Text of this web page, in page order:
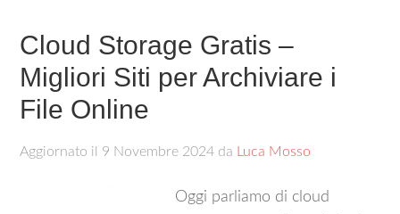
Cloud Storage Gratis –
Migliori Siti per Archiviare i
File Online
Aggiornato il 9 Novembre 2024 da Luca Mosso
Oggi parliamo di cloud